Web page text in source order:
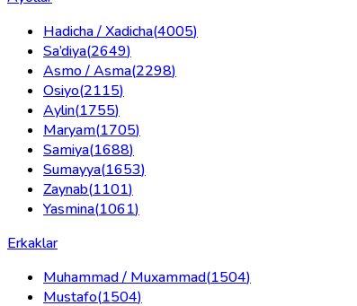
Hadicha / Xadicha(4005)
Sa’diya(2649)
Asmo / Asma(2298)
Osiyo(2115)
Aylin(1755)
Maryam(1705)
Samiya(1688)
Sumayya(1653)
Zaynab(1101)
Yasmina(1061)
Erkaklar
Muhammad / Muxammad(1504)
Mustafo(1504)